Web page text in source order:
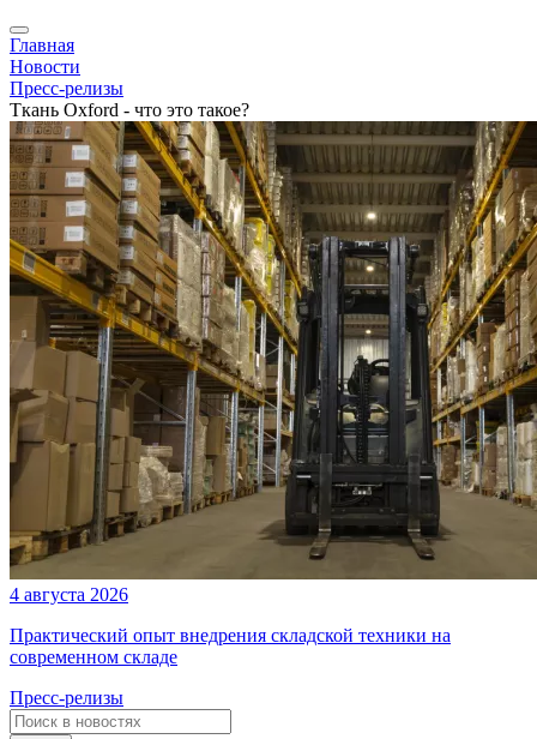
Главная
Новости
Пресс-релизы
Ткань Oxford - что это такое?
4 августа 2026
Практический опыт внедрения складской техники на
современном складе
Пресс-релизы